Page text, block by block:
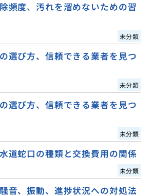
頻度、汚れを溜めないための習
未分類
選び方、信頼できる業者を見つ
未分類
選び方、信頼できる業者を見つ
未分類
道蛇口の種類と交換費用の関係
未分類
音、振動、進捗状況への対処法